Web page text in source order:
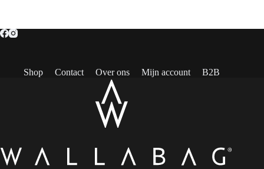
Shop Contact Over ons Mijn account B2B